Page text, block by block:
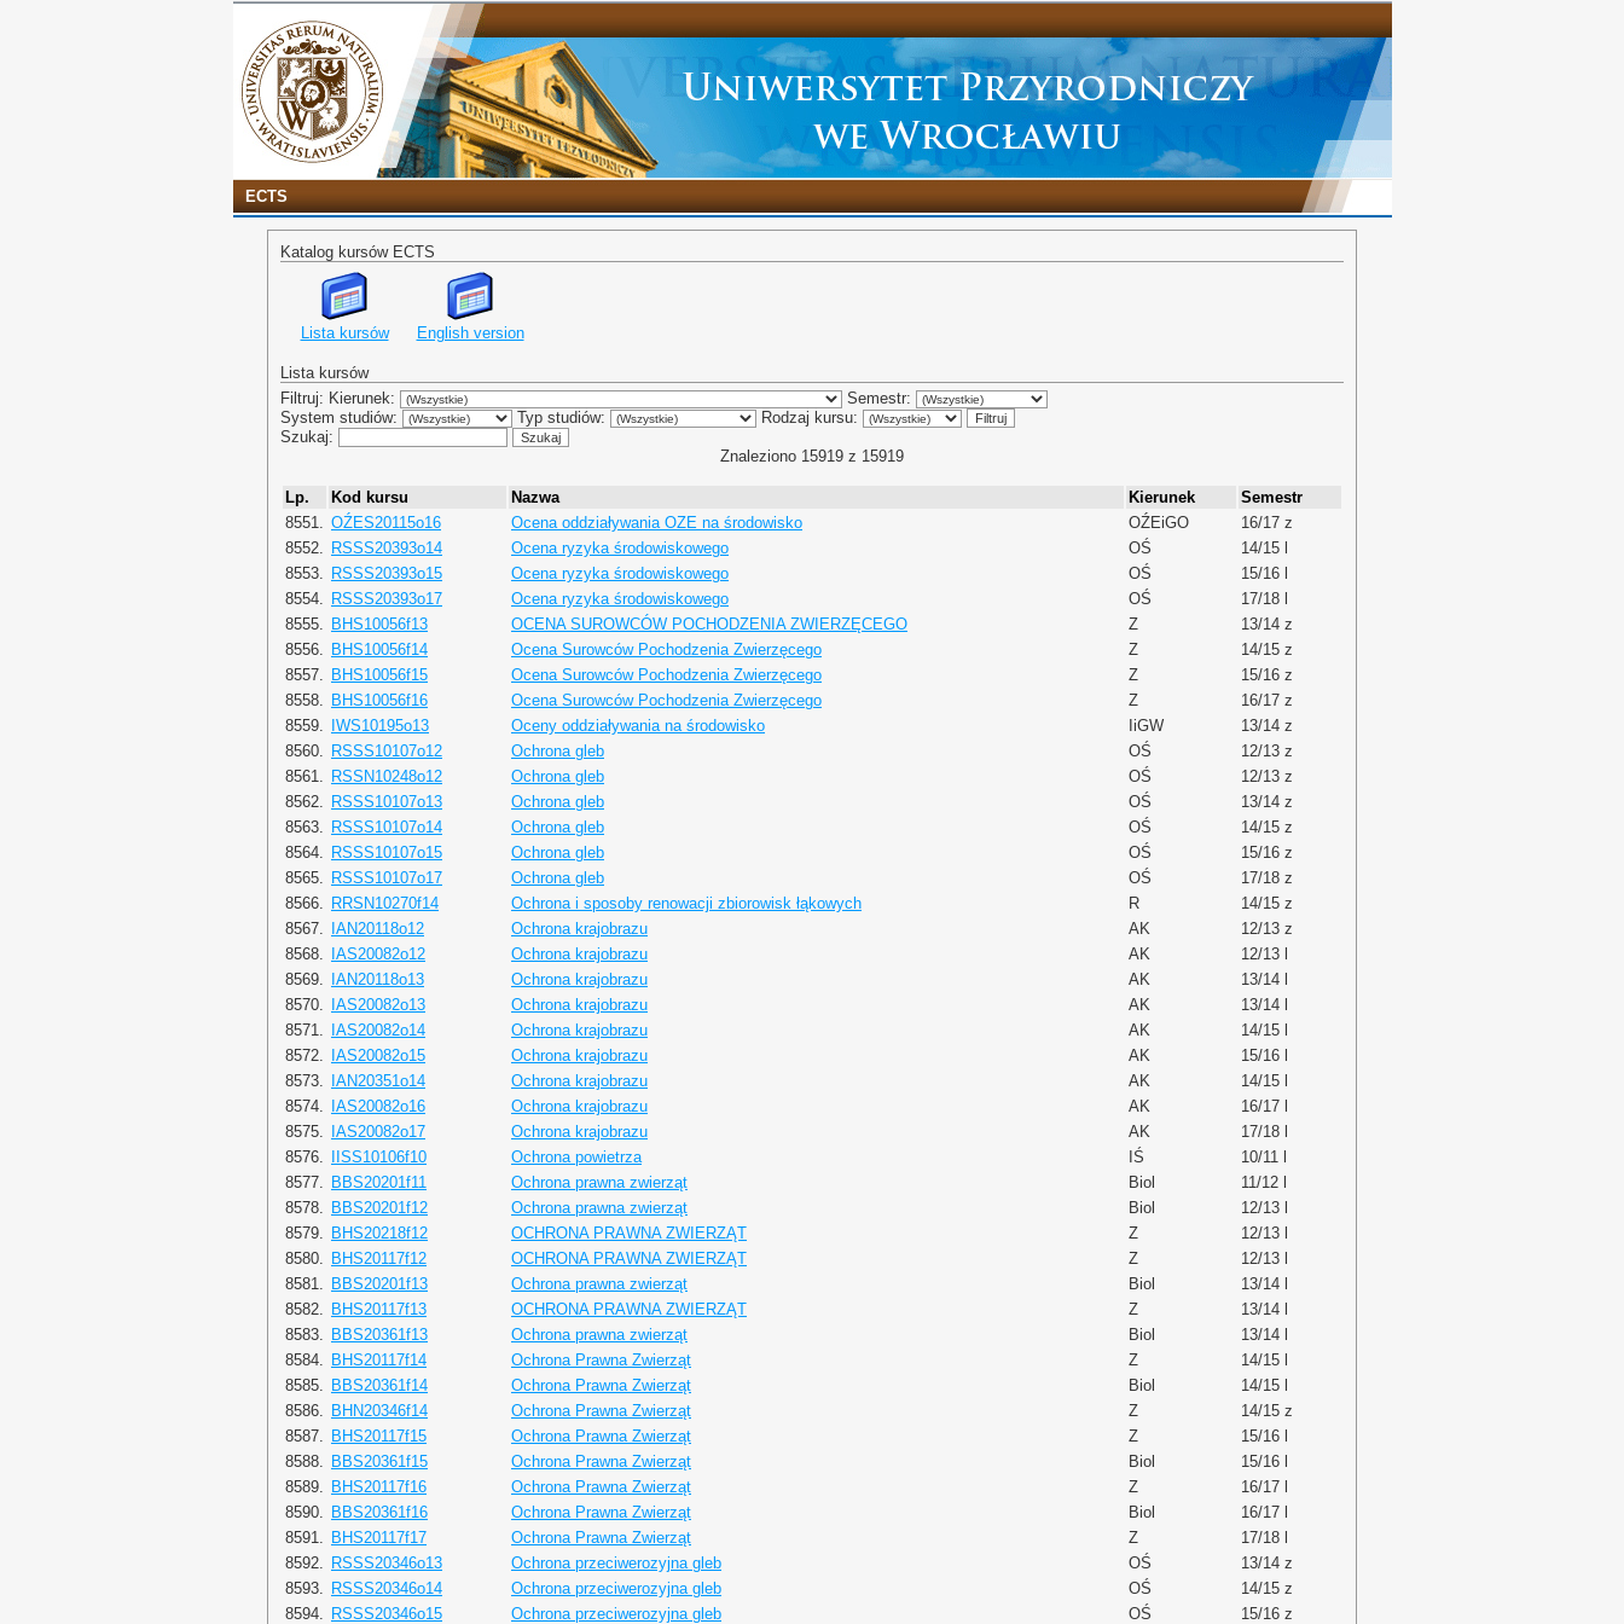
ECTS
Katalog kursów ECTS
Lista kursów English version
Lista kursów
Filtruj: Kierunek:
Semestr:
System studiów:
Typ studiów:
Rodzaj kursu:
Szukaj:
Znaleziono 15919 z 15919
Lp. Kod kursu Nazwa Kierunek
Semestr
8551. OŹES20115o16 Ocena oddziaływania OZE na środowisko OŹEiGO
16/17 z
8552. RSSS20393o14 Ocena ryzyka środowiskowego OŚ
14/15 l
8553. RSSS20393o15 Ocena ryzyka środowiskowego OŚ
15/16 l
8554. RSSS20393o17 Ocena ryzyka środowiskowego OŚ
17/18 l
8555. BHS10056f13 OCENA SUROWCÓW POCHODZENIA ZWIERZĘCEGO Z
13/14 z
8556. BHS10056f14 Ocena Surowców Pochodzenia Zwierzęcego Z
14/15 z
8557. BHS10056f15 Ocena Surowców Pochodzenia Zwierzęcego Z
15/16 z
8558. BHS10056f16 Ocena Surowców Pochodzenia Zwierzęcego Z
16/17 z
8559.
IWS10195o13 Oceny oddziaływania na środowisko IiGW
13/14 z
8560. RSSS10107o12 Ochrona gleb OŚ
12/13 z
8561. RSSN10248o12 Ochrona gleb OŚ
12/13 z
8562. RSSS10107o13 Ochrona gleb OŚ
13/14 z
8563. RSSS10107o14 Ochrona gleb OŚ
14/15 z
8564. RSSS10107o15 Ochrona gleb OŚ
15/16 z
8565. RSSS10107o17 Ochrona gleb OŚ
17/18 z
8566. RRSN10270f14 Ochrona i sposoby renowacji zbiorowisk łąkowych R
14/15 z
8567.
IAN20118o12 Ochrona krajobrazu AK
12/13 z
8568.
IAS20082o12 Ochrona krajobrazu AK
12/13 l
8569.
IAN20118o13 Ochrona krajobrazu AK
13/14 l
8570.
IAS20082o13 Ochrona krajobrazu AK
13/14 l
8571.
IAS20082o14 Ochrona krajobrazu AK
14/15 l
8572.
IAS20082o15 Ochrona krajobrazu AK
15/16 l
8573.
IAN20351o14 Ochrona krajobrazu AK
14/15 l
8574.
IAS20082o16 Ochrona krajobrazu AK
16/17 l
8575.
IAS20082o17 Ochrona krajobrazu AK
17/18 l
8576.
IISS10106f10 Ochrona powietrza IŚ
10/11 l
8577. BBS20201f11 Ochrona prawna zwierząt Biol
11/12 l
8578. BBS20201f12 Ochrona prawna zwierząt Biol
12/13 l
8579. BHS20218f12 OCHRONA PRAWNA ZWIERZĄT Z
12/13 l
8580. BHS20117f12 OCHRONA PRAWNA ZWIERZĄT Z
12/13 l
8581. BBS20201f13 Ochrona prawna zwierząt Biol
13/14 l
8582. BHS20117f13 OCHRONA PRAWNA ZWIERZĄT Z
13/14 l
8583. BBS20361f13 Ochrona prawna zwierząt Biol
13/14 l
8584. BHS20117f14 Ochrona Prawna Zwierząt Z
14/15 l
8585. BBS20361f14 Ochrona Prawna Zwierząt Biol
14/15 l
8586. BHN20346f14 Ochrona Prawna Zwierząt Z
14/15 z
8587. BHS20117f15 Ochrona Prawna Zwierząt Z
15/16 l
8588. BBS20361f15 Ochrona Prawna Zwierząt Biol
15/16 l
8589. BHS20117f16 Ochrona Prawna Zwierząt Z
16/17 l
8590. BBS20361f16 Ochrona Prawna Zwierząt Biol
16/17 l
8591. BHS20117f17 Ochrona Prawna Zwierząt Z
17/18 l
8592. RSSS20346o13 Ochrona przeciwerozyjna gleb OŚ
13/14 z
8593. RSSS20346o14 Ochrona przeciwerozyjna gleb OŚ
14/15 z
8594. RSSS20346o15 Ochrona przeciwerozyjna gleb OŚ 15/16 z